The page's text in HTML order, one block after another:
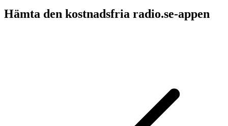
Hämta den kostnadsfria radio.se-appen